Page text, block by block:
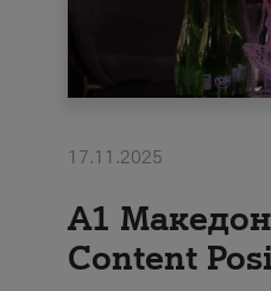
17.11.2025
А1
Content